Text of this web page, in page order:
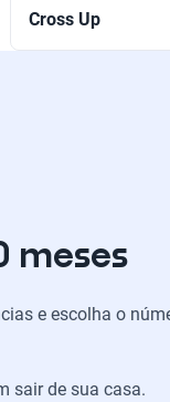
Cross Up
meses
e escolha o
sair de sua casa.